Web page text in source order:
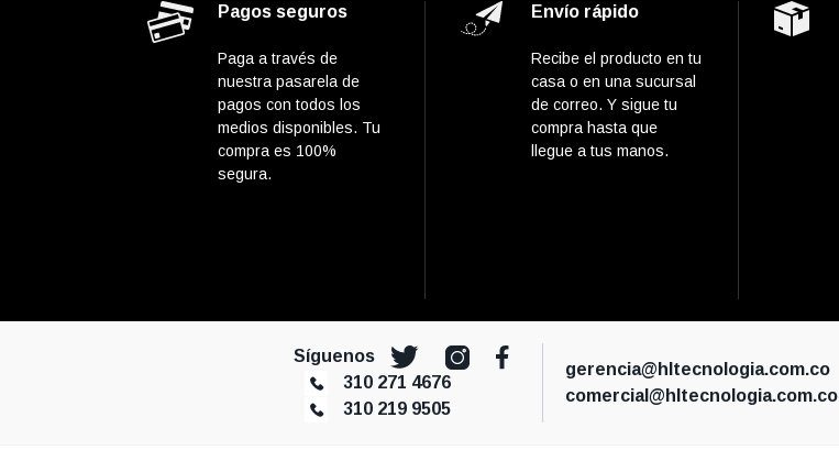
Pagos seguros
Paga a través de
nuestra pasarela de
pagos con todos los
medios disponibles. Tu
compra es 100%
segura.
Envío rápido
Recibe el producto en tu
casa o en una sucursal
de correo. Y sigue tu
compra hasta que
llegue a tus manos.
Síguenos
310 271 4676
310 219 9505
gerencia@hltecnologia.com.co
comercial@hltecnologia.com.co